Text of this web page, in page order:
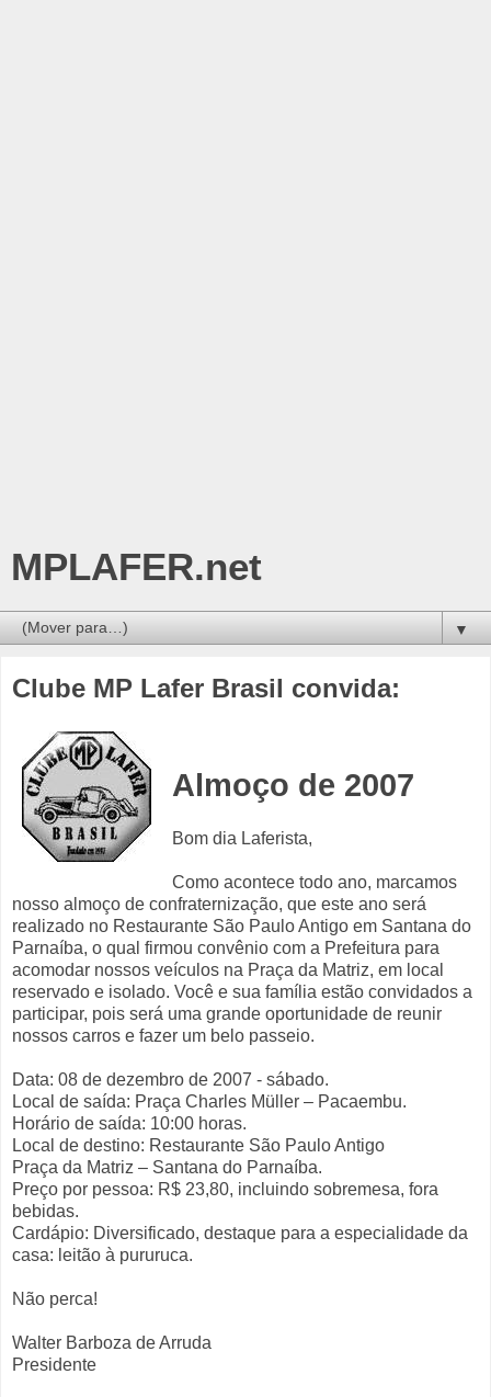
MPLAFER.net
▼
Clube MP Lafer Brasil convida:
Almoço de 2007
Bom dia Laferista,
Como acontece todo ano, marcamos
nosso almoço de confraternização, que este ano será
realizado no Restaurante São Paulo Antigo em Santana do
Parnaíba, o qual firmou convênio com a Prefeitura para
acomodar nossos veículos na Praça da Matriz, em local
reservado e isolado. Você e sua família estão convidados a
participar, pois será uma grande oportunidade de reunir
nossos carros e fazer um belo passeio.
Data: 08 de dezembro de 2007 - sábado.
Local de saída: Praça Charles Müller – Pacaembu.
Horário de saída: 10:00 horas.
Local de destino: Restaurante São Paulo Antigo
Praça da Matriz – Santana do Parnaíba.
Preço por pessoa: R$ 23,80, incluindo sobremesa, fora
bebidas.
Cardápio: Diversificado, destaque para a especialidade da
casa: leitão à pururuca.
Não perca!
Walter Barboza de Arruda
Presidente